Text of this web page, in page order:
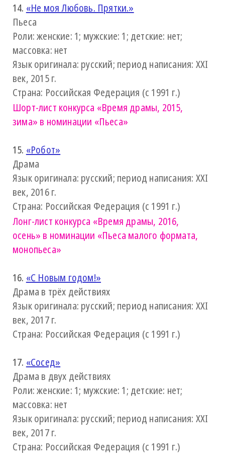
14. «Не моя Любовь. Прятки.»
Пьеса
Роли: женские: 1; мужские: 1; детские: нет;
массовка: нет
Язык оригинала: русский; период написания: XXI
век, 2015 г.
Страна: Российская Федерация (с 1991 г.)
Шорт-лист конкурса «Время драмы, 2015,
зима» в номинации «Пьеса»
15. «Робот»
Драма
Язык оригинала: русский; период написания: XXI
век, 2016 г.
Страна: Российская Федерация (с 1991 г.)
Лонг-лист конкурса «Время драмы, 2016,
осень» в номинации «Пьеса малого формата,
монопьеса»
16. «С Новым годом!»
Драма в трёх действиях
Язык оригинала: русский; период написания: XXI
век, 2017 г.
Страна: Российская Федерация (с 1991 г.)
17. «Сосед»
Драма в двух действиях
Роли: женские: 1; мужские: 1; детские: нет;
массовка: нет
Язык оригинала: русский; период написания: XXI
век, 2017 г.
Страна: Российская Федерация (с 1991 г.)